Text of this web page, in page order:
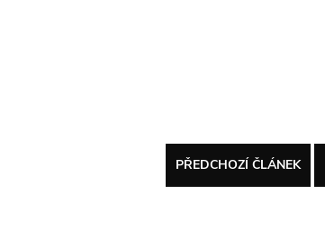
PŘEDCHOZÍ ČLÁNEK